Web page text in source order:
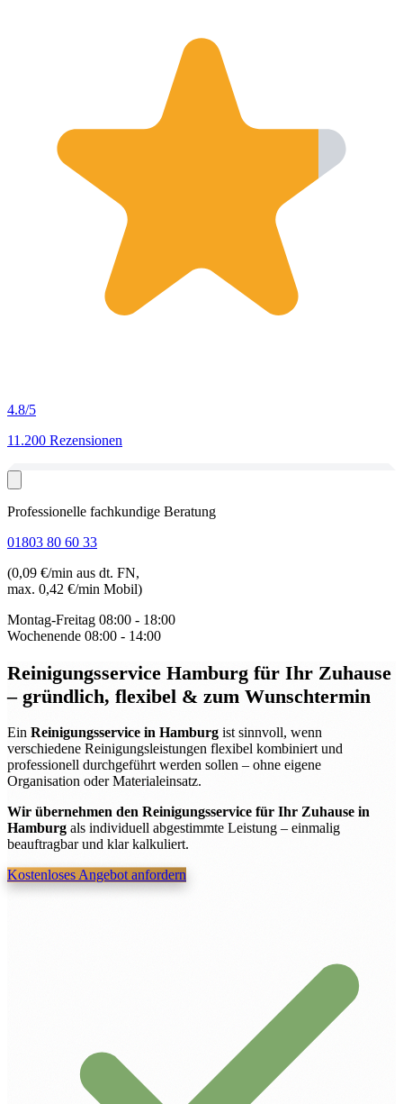
4.8/5
11.200 Rezensionen
Professionelle fachkundige Beratung
01803 80 60 33
(0,09 €/min aus dt. FN,
max. 0,42 €/min Mobil)
Montag-Freitag 08:00 - 18:00
Wochenende 08:00 - 14:00
Reinigungsservice Hamburg für Ihr Zuhause
– gründlich, flexibel & zum Wunschtermin
Ein Reinigungsservice in Hamburg ist sinnvoll, wenn
verschiedene Reinigungsleistungen flexibel kombiniert und
professionell durchgeführt werden sollen – ohne eigene
Organisation oder Materialeinsatz.
Wir übernehmen den Reinigungsservice für Ihr Zuhause in
Hamburg als individuell abgestimmte Leistung – einmalig
beauftragbar und klar kalkuliert.
Kostenloses Angebot anfordern